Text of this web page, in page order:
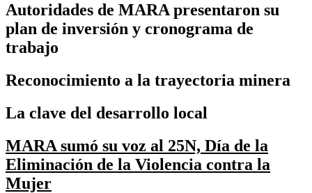
Autoridades de MARA presentaron su
plan de inversión y cronograma de
trabajo
Reconocimiento a la trayectoria minera
La clave del desarrollo local
MARA sumó su voz al 25N, Día de la
Eliminación de la Violencia contra la
Mujer